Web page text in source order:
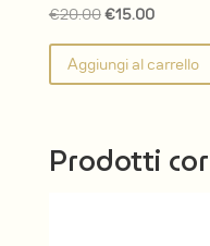
€20.00Il
prezzo
originale
era:
€15.00Il
prezzo
attuale
è:
Aggiungi al carrello
Prodotti